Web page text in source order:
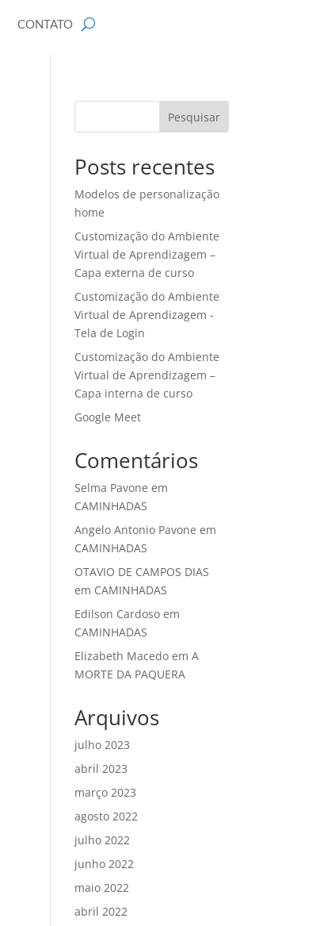
CONTATO
Pesquisar
Posts recentes
Modelos de personalização
home
Customização do Ambiente
Virtual de Aprendizagem –
Capa externa de curso
Customização do Ambiente
Virtual de Aprendizagem -
Tela de Login
Customização do Ambiente
Virtual de Aprendizagem –
Capa interna de curso
Google Meet
Comentários
Selma Pavone em
CAMINHADAS
Angelo Antonio Pavone em
CAMINHADAS
OTAVIO DE CAMPOS DIAS
em CAMINHADAS
Edilson Cardoso em
CAMINHADAS
Elizabeth Macedo emA
MORTE DA PAQUERA
Arquivos
julho 2023
abril 2023
março 2023
agosto 2022
julho 2022
junho 2022
maio 2022
abril 2022